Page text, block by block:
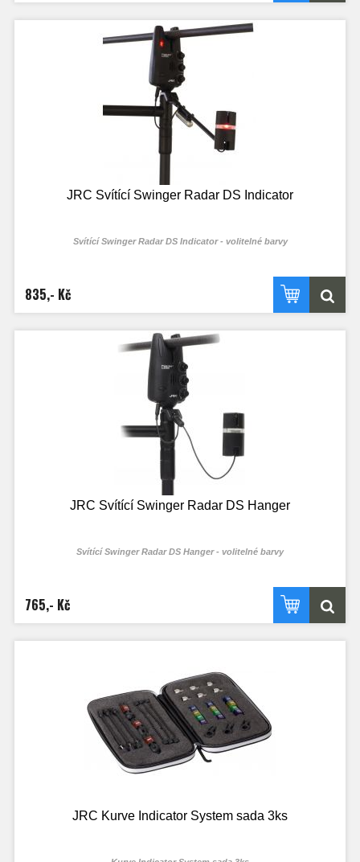
JRC Svítící Swinger Radar DS Indicator
Svítící Swinger Radar DS Indicator - volitelné barvy
835,- Kč
JRC Svítící Swinger Radar DS Hanger
Svítící Swinger Radar DS Hanger - volitelné barvy
765,- Kč
JRC Kurve Indicator System sada 3ks